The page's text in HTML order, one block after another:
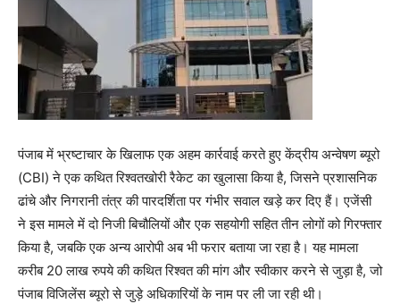
पंजाब में भ्रष्टाचार के खिलाफ एक अहम कार्रवाई करते हुए केंद्रीय अन्वेषण ब्यूरो
(CBI) ने एक कथित रिश्वतखोरी रैकेट का खुलासा किया है, जिसने प्रशासनिक
ढांचे और निगरानी तंत्र की पारदर्शिता पर गंभीर सवाल खड़े कर दिए हैं। एजेंसी
ने इस मामले में दो निजी बिचौलियों और एक सहयोगी सहित तीन लोगों को गिरफ्तार
किया है, जबकि एक अन्य आरोपी अब भी फरार बताया जा रहा है। यह मामला
करीब 20 लाख रुपये की कथित रिश्वत की मांग और स्वीकार करने से जुड़ा है, जो
पंजाब विजिलेंस ब्यूरो से जुड़े अधिकारियों के नाम पर ली जा रही थी।